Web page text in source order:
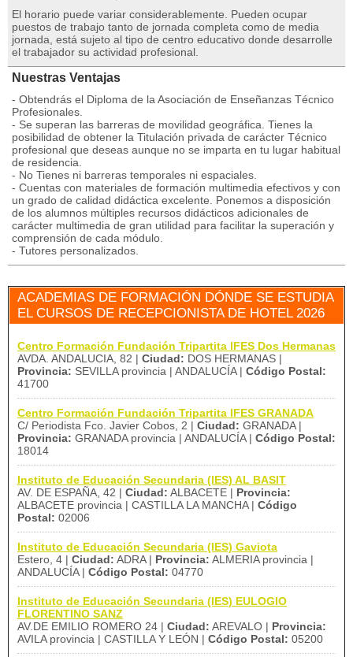
El horario puede variar considerablemente. Pueden ocupar
puestos de trabajo tanto de jornada completa como de media
jornada, está sujeto al tipo de centro educativo donde desarrolle
el trabajador su actividad profesional.
Nuestras Ventajas
- Obtendrás el Diploma de la Asociación de Enseñanzas Técnico
Profesionales.
- Se superan las barreras de movilidad geográfica. Tienes la
posibilidad de obtener la Titulación privada de carácter Técnico
profesional que deseas aunque no se imparta en tu lugar habitual
de residencia.
- No Tienes ni barreras temporales ni espaciales.
- Cuentas con materiales de formación multimedia efectivos y con
un grado de calidad didáctica excelente. Ponemos a disposición
de los alumnos múltiples recursos didácticos adicionales de
carácter multimedia de gran utilidad para facilitar la superación y
comprensión de cada módulo.
- Tutores personalizados.
ACADEMIAS DE FORMACIÓN DÓNDE SE ESTUDIA
EL CURSOS DE RECEPCIONISTA DE HOTEL 2026
Centro Formación Fundación Tripartita IFES Dos Hermanas
AVDA. ANDALUCIA, 82 | Ciudad: DOS HERMANAS |
Provincia: SEVILLA provincia | ANDALUCÍA | Código Postal:
41700
Centro Formación Fundación Tripartita IFES GRANADA
C/ Periodista Fco. Javier Cobos, 2 | Ciudad: GRANADA |
Provincia: GRANADA provincia | ANDALUCÍA | Código Postal:
18014
Instituto de Educación Secundaria (IES) AL BASIT
AV. DE ESPAÑA, 42 | Ciudad: ALBACETE | Provincia:
ALBACETE provincia | CASTILLA LA MANCHA | Código
Postal: 02006
Instituto de Educación Secundaria (IES) Gaviota
Estero, 4 | Ciudad: ADRA | Provincia: ALMERIA provincia |
ANDALUCÍA | Código Postal: 04770
Instituto de Educación Secundaria (IES) EULOGIO
FLORENTINO SANZ
AV.DE EMILIO ROMERO 24 | Ciudad: AREVALO | Provincia:
AVILA provincia | CASTILLA Y LEÓN | Código Postal: 05200